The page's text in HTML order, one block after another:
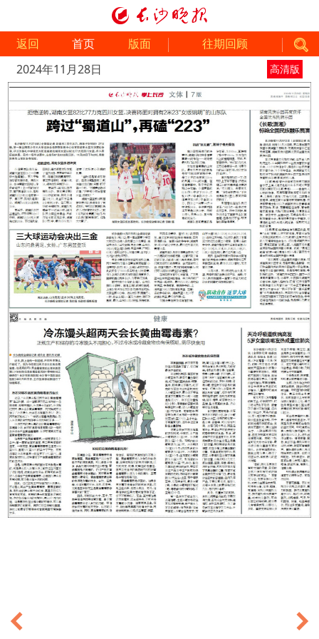
返回 首页 版面
往期回顾
2024年11月28日
高清版